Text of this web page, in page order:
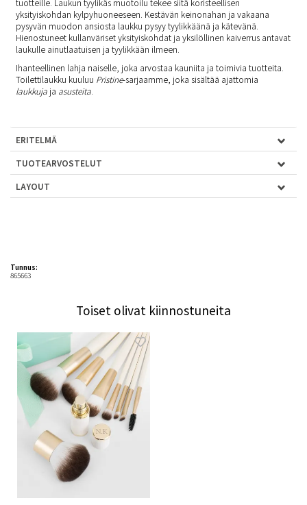
yksityiskohdan kylpyhuoneeseen. Kestävän keinonahan ja vakaana
pysyvän muodon ansiosta laukku pysyy tyylikkäänä ja kätevänä.
Hienostuneet kullanväriset yksityiskohdat ja yksilöllinen kaiverrus antavat
laukulle ainutlaatuisen ja tyylikkään ilmeen.
Ihanteellinen lahja naiselle, joka arvostaa kauniita ja toimivia tuotteita.
Toilettilaukku kuuluu Pristine-sarjaamme, joka sisältää ajattomia
laukkuja ja asusteita
ERITELMÄ
TUOTEARVOSTELUT
LAYOUT
Tunnus:
865663
Toiset olivat kiinnostuneita